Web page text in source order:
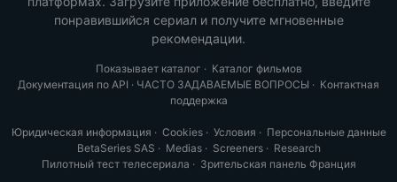
понравившийся сериал и получите мгновенные
рекомендации.
Показывает каталог · Каталог фильмов
Документация по API · ЧАСТО ЗАДАВАЕМЫЕ ВОПРОСЫ · Контактная
поддержка
Юридическая информация · Cookies· Условия · Персональные данные
BetaSeries SAS · Medias· Screeners· Research
Пилотный тест телесериала · Зрительская панель Франция